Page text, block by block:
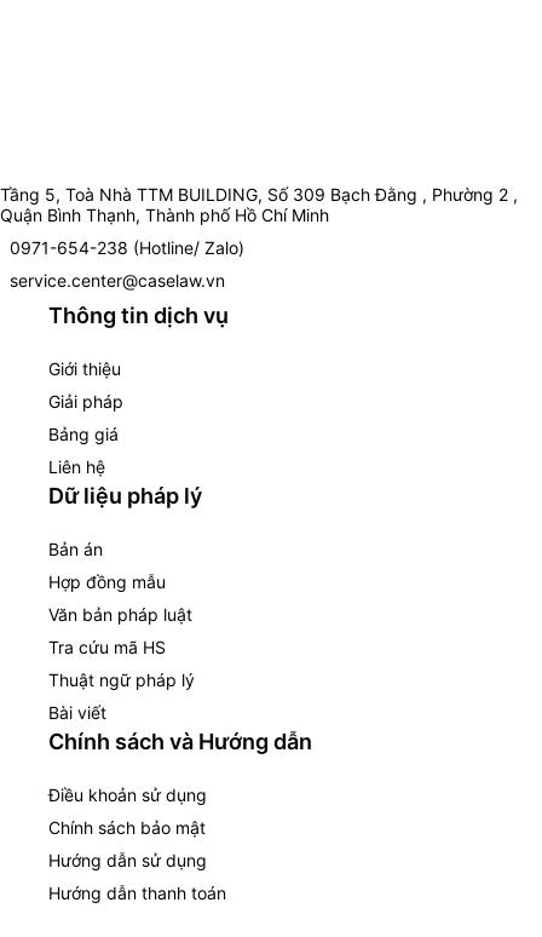
Tầng 5, Toà Nhà TTM BUILDING, Số 309 Bạch Đằng , Phường 2 ,
Quận Bình Thạnh, Thành phố Hồ Chí Minh
0971-654-238 (Hotline/ Zalo)
service.center@caselaw.vn
Thông tin dịch vụ
Giới thiệu
Giải pháp
Bảng giá
Liên hệ
Dữ liệu pháp lý
Bản án
Hợp đồng mẫu
Văn bản pháp luật
Tra cứu mã HS
Thuật ngữ pháp lý
Bài viết
Chính sách và Hướng dẫn
Điều khoản sử dụng
Chính sách bảo mật
Hướng dẫn sử dụng
Hướng dẫn thanh toán